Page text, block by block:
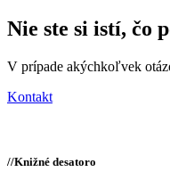
Nie ste si istí, čo
V prípade akýchkoľvek
Kontakt
//Knižné desatoro